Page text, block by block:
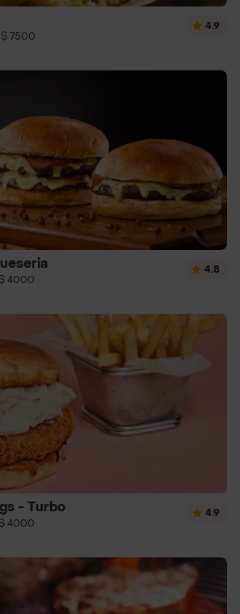
$ 7500
4.9
$ 4000
4.8
- Turbo
$ 4000
4.9